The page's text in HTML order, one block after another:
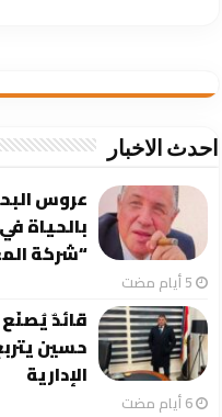
احدث الاخبار
عروس
بالحياة
“شركة
قائدٌ
حسين
الإدارية
‏6 أيام مضت